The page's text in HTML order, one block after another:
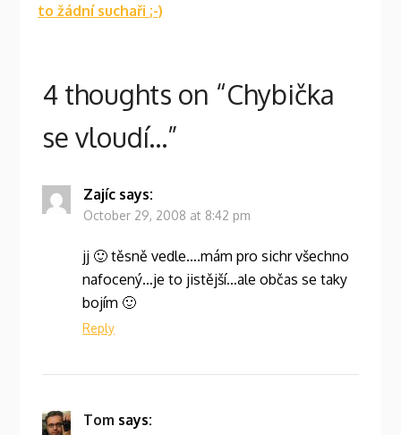
to žádní suchaři ;-)
4 thoughts on “Chybička
se vloudí…”
Zajíc says:
October 29, 2008 at 8:42 pm
jj 🙂 těsně vedle….mám pro sichr všechno
nafocený…je to jistější…ale občas se taky
bojím 🙂
Reply
Tom says: